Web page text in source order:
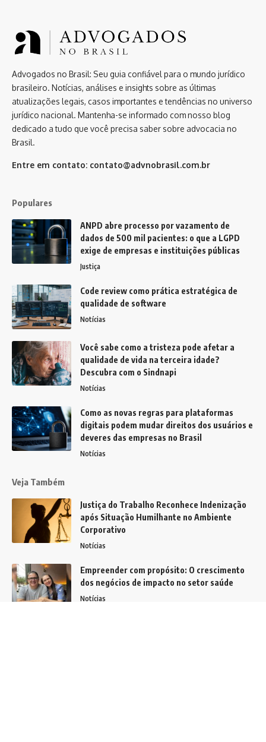
Advogados no Brasil: Seu guia confiável para o mundo jurídico
brasileiro. Notícias, análises e insights sobre as últimas
atualizações legais, casos importantes e tendências no universo
jurídico nacional. Mantenha-se informado com nosso blog
dedicado a tudo que você precisa saber sobre advocacia no
Brasil.
Entre em contato: contato@advnobrasil.com.br
Populares
ANPD abre processo por vazamento de
dados de 500 mil pacientes: o que a LGPD
exige de empresas e instituições públicas
Justiça
Code review como prática estratégica de
qualidade de software
Notícias
Você sabe como a tristeza pode afetar a
qualidade de vida na terceira idade?
Descubra com o Sindnapi
Notícias
Como as novas regras para plataformas
digitais podem mudar direitos dos usuários e
deveres das empresas no Brasil
Notícias
Veja Também
Justiça do Trabalho Reconhece Indenização
após Situação Humilhante no Ambiente
Corporativo
Notícias
Empreender com propósito: O crescimento
dos negócios de impacto no setor saúde
Notícias